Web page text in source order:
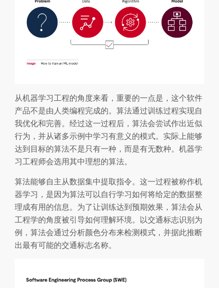
从机器学习工程的角度来看，重要的一点是，这个软件
产品不是由人类编程完成的。算法通过训练过程实现自
我优化和完善。经过这一过程后，算法会尝试作出近似
行为，并从诸多示例中学习有意义的模式。实际上能够
达到目标的算法不是只有一种，而是有无数种。机器学
习工程师会选用其中理想的算法。
算法能够自主从数据集中提取指令。这一过程被称作机
器学习，是因为算法可以自行学习如何将给定的数据整
理成有用的信息。为了让训练达到预期效果，算法会从
工程学的角度被引导如何理解环境。以交通标志识别为
例，算法会通过分析颜色分布来检测模式，并据此推断
出最有可能的交通标志名称。